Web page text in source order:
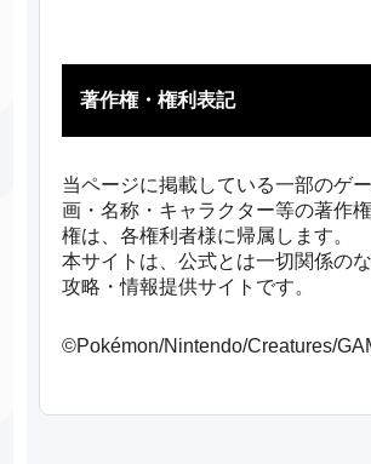
著作権・権利表記
当ページに掲載している一部のゲ
画・名称・キャラクター等の著作
権は、各権利者様に帰属します。
本サイトは、公式とは一切関係の
攻略・情報提供サイトです。
©Pokémon/Nintendo/Creatures/